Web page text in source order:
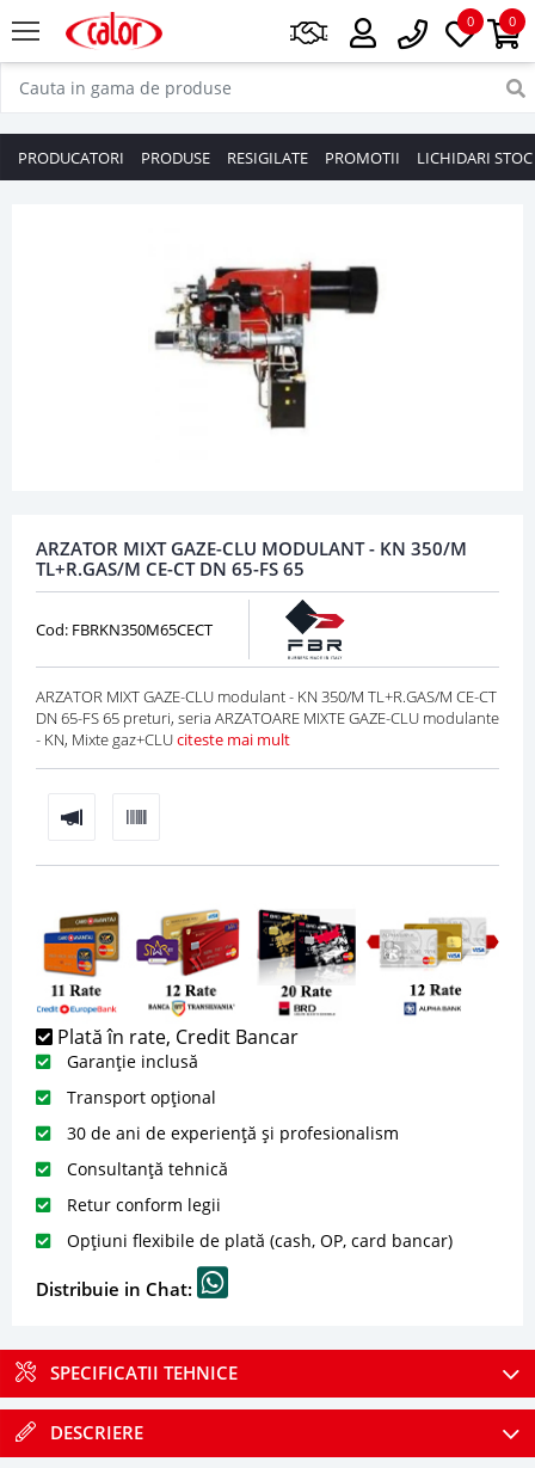
0
0
PRODUCATORI PRODUSE RESIGILATE PROMOTII LICHIDARI STOC
ARZATOR MIXT GAZE-CLU MODULANT - KN 350/M
TL+R.GAS/M CE-CT DN 65-FS 65
Cod: FBRKN350M65CECT
ARZATOR MIXT GAZE-CLU modulant - KN 350/M TL+R.GAS/M CE-CT
DN 65-FS 65 preturi, seria ARZATOARE MIXTE GAZE-CLU modulante
- KN, Mixte gaz+CLUciteste mai mult
Plată în rate, Credit Bancar
Garanție inclusă
Transport opțional
30 de ani de experiență și profesionalism
Consultanță tehnică
Retur conform legii
Opțiuni flexibile de plată (cash, OP, card bancar)
Distribuie in Chat:
SPECIFICATII TEHNICE
DESCRIERE